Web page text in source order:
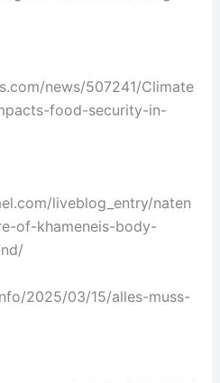
news/507241/Climate
food-security-in-
liveblog_entry/naten
of-khameneis-body-
2025/03/15/alles-muss-